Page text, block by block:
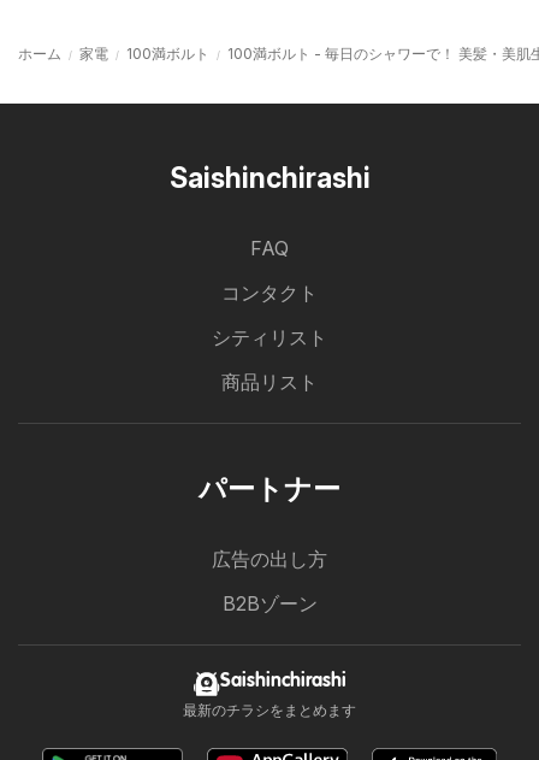
ホーム 家電 100満ボルト 100満ボルト - 毎日のシャワーで！ 美髪・美肌
Saishinchirashi
FAQ
コンタクト
シティリスト
商品リスト
パートナー
広告の出し方
B2Bゾーン
Saishinchirashi
最新のチラシをまとめます